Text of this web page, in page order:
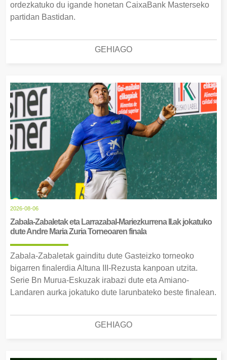
ordezkatuko du igande honetan CaixaBank Masterseko
partidan Bastidan.
GEHIAGO
2026-08-06
Zabala-Zabaletak eta Larrazabal-Mariezkurrena II.ak jokatuko
dute Andre Maria Zuria Torneoaren finala
Zabala-Zabaletak gainditu dute Gasteizko torneoko
bigarren finalerdia Altuna III-Rezusta kanpoan utzita.
Serie Bn Murua-Eskuzak irabazi dute eta Amiano-
Landaren aurka jokatuko dute larunbateko beste finalean.
GEHIAGO